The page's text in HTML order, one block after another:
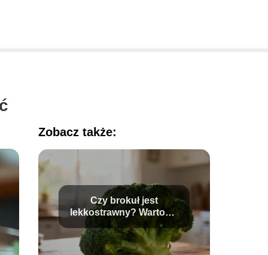
Zobacz także:
Czy brokuł jest
lekkostrawny? Wartości
odżywcze i porady